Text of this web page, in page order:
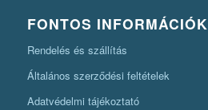
FONTOS INFORMÁCIÓK
Rendelés és szállítás
Általános szerződési feltételek
Adatvédelmi tájékoztató